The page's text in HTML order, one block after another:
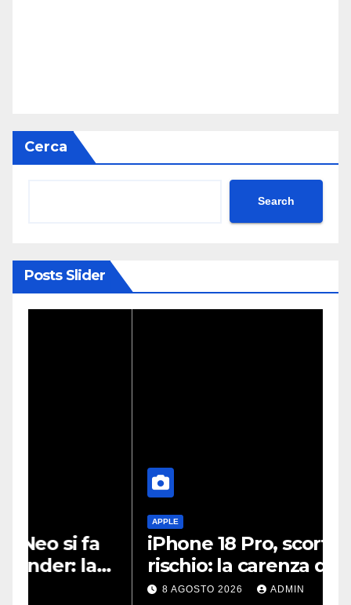
Cerca
Search
Posts Slider
iPhone 18 Pro, scorte a
rischio: la carenza di DRAM
potrebbe far slittare le
ADMIN